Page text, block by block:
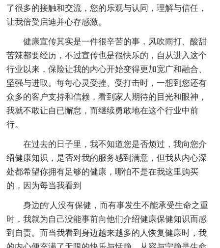
了很多的接触和交流，您的乐观与认同，理解与信任，
让我倍受启迪并心存感激。
健康宣传其实是一件很辛苦的事，风吹雨打、酸甜
苦辣都要经历，不过宣传也是很快乐的，自从进入这个
行业以来，保险让我的内心开始变得更加宽广和融合、
坚强与进取。每每心灵受挫、受打击时，一想到您还有
众多的客户支持和信赖，看到家人期待的目光和眼神，
我就不敢让自已懈怠，而继续勇敢地在这个行业中前
行。
在过去的日子里，我不知道您是否烦过，我向您介
绍健康知识，是否对我的服务感到满意，但我从内心深
处都希望你拥有足够的健康，哪怕不是在我这里购买
的，因为每当我看到
身边的'人没有保健，而有事发生不能承受生命之重
时，我就为自己没能事前向他们介绍健康保健知识而感
到自责。而当我看到身边越来越多的人恢复健康时，我